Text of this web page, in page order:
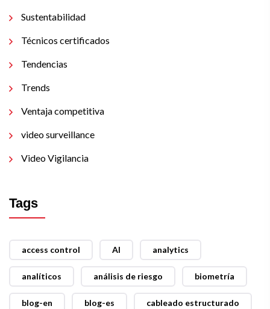
Sustentabilidad
Técnicos certificados
Tendencias
Trends
Ventaja competitiva
video surveillance
Video Vigilancia
Tags
access control AI analytics
analíticos análisis de riesgo biometría
blog-en blog-es cableado estructurado